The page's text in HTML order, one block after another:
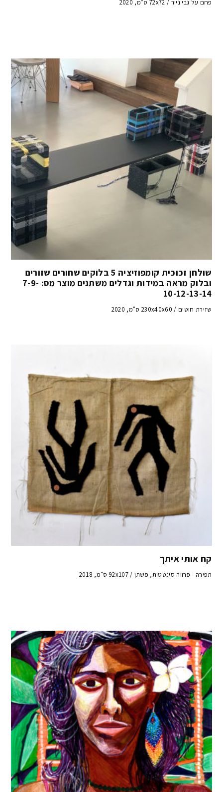
פחם על גבי נייר / 72x72 ס״מ, 2020
שולחן זכוכית קומפוזיציה 5 בלוקים שחורים שזורים
ובלוק מראה במידות וגדלים משתנים מוצר מס: 7-9-
10-12-13-14
שזירת חוטים / 230x40x60 ס"מ, 2020
קח אותי איתך
תפירה - פרווה סינטטית, פשתן / 92x107 ס"מ, 2018